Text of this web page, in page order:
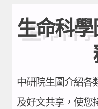
to
content
生命科
中研院生圖介紹各
及好文共享，使您